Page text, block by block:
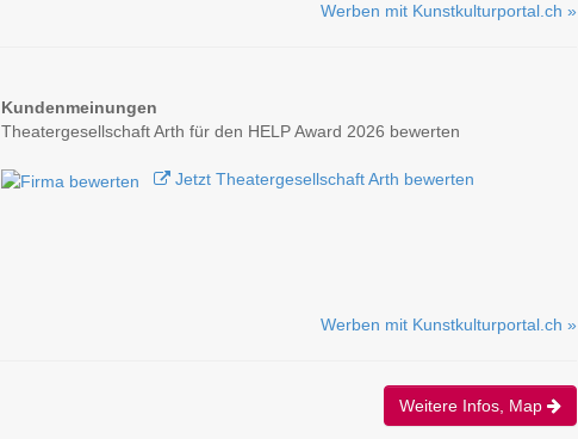
Werben mit Kunstkulturportal.ch »
Kundenmeinungen
Theatergesellschaft Arth für den HELP Award 2026 bewerten
Jetzt Theatergesellschaft Arth bewerten
Werben mit Kunstkulturportal.ch »
Weitere Infos, Map